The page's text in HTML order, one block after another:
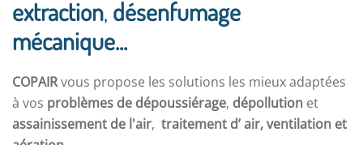
extraction, désenfumage
mécanique...
COPAIRvous propose les solutions les mieux adaptées
à vos problèmes de dépoussiérage, dépollution et
assainissement de l'air, traitement d’ air,ventilation et